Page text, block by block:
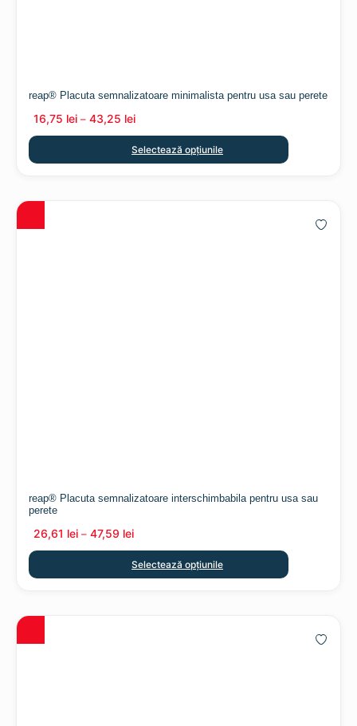
reap® Placuta semnalizatoare minimalista pentru usa sau perete
16,75 lei – 43,25 lei
Selectează opțiunile
reap® Placuta semnalizatoare interschimbabila pentru usa sau
perete
26,61 lei – 47,59 lei
Selectează opțiunile